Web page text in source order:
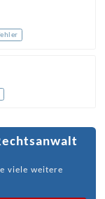
viele weitere